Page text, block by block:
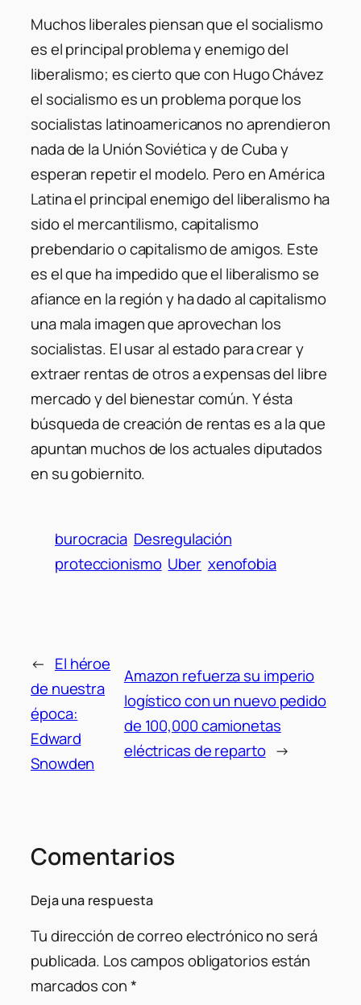
Muchos liberales piensan que el socialismo
es el principal problema y enemigo del
liberalismo; es cierto que con Hugo Chávez
el socialismo es un problema porque los
socialistas latinoamericanos no aprendieron
nada de la Unión Soviética y de Cuba y
esperan repetir el modelo. Pero en América
Latina el principal enemigo del liberalismo ha
sido el mercantilismo, capitalismo
prebendario o capitalismo de amigos. Este
es el que ha impedido que el liberalismo se
afiance en la región y ha dado al capitalismo
una mala imagen que aprovechan los
socialistas. El usar al estado para crear y
extraer rentas de otros a expensas del libre
mercado y del bienestar común. Y ésta
búsqueda de creación de rentas es a la que
apuntan muchos de los actuales diputados
en su gobiernito.
burocracia Desregulación
proteccionismo Uber xenofobia
← El héroe
de nuestra
época:
Edward
Snowden
Amazon refuerza su imperio
logístico con un nuevo pedido
de 100,000 camionetas
eléctricas de reparto →
Comentarios
Deja una respuesta
Tu dirección de correo electrónico no será
publicada. Los campos obligatorios están
marcados con*